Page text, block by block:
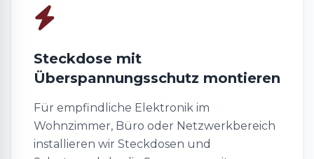
Steckdose mit
Überspannungsschutz montieren
Für empfindliche Elektronik im
Wohnzimmer, Büro oder Netzwerkbereich
installieren wir Steckdosen und